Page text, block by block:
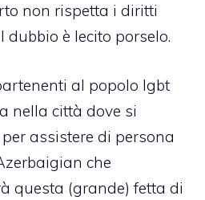
non rispetta i diritti
dubbio è lecito porselo.
al popolo lgbt
nella città dove si
assistere di persona
che
questa (grande) fetta di